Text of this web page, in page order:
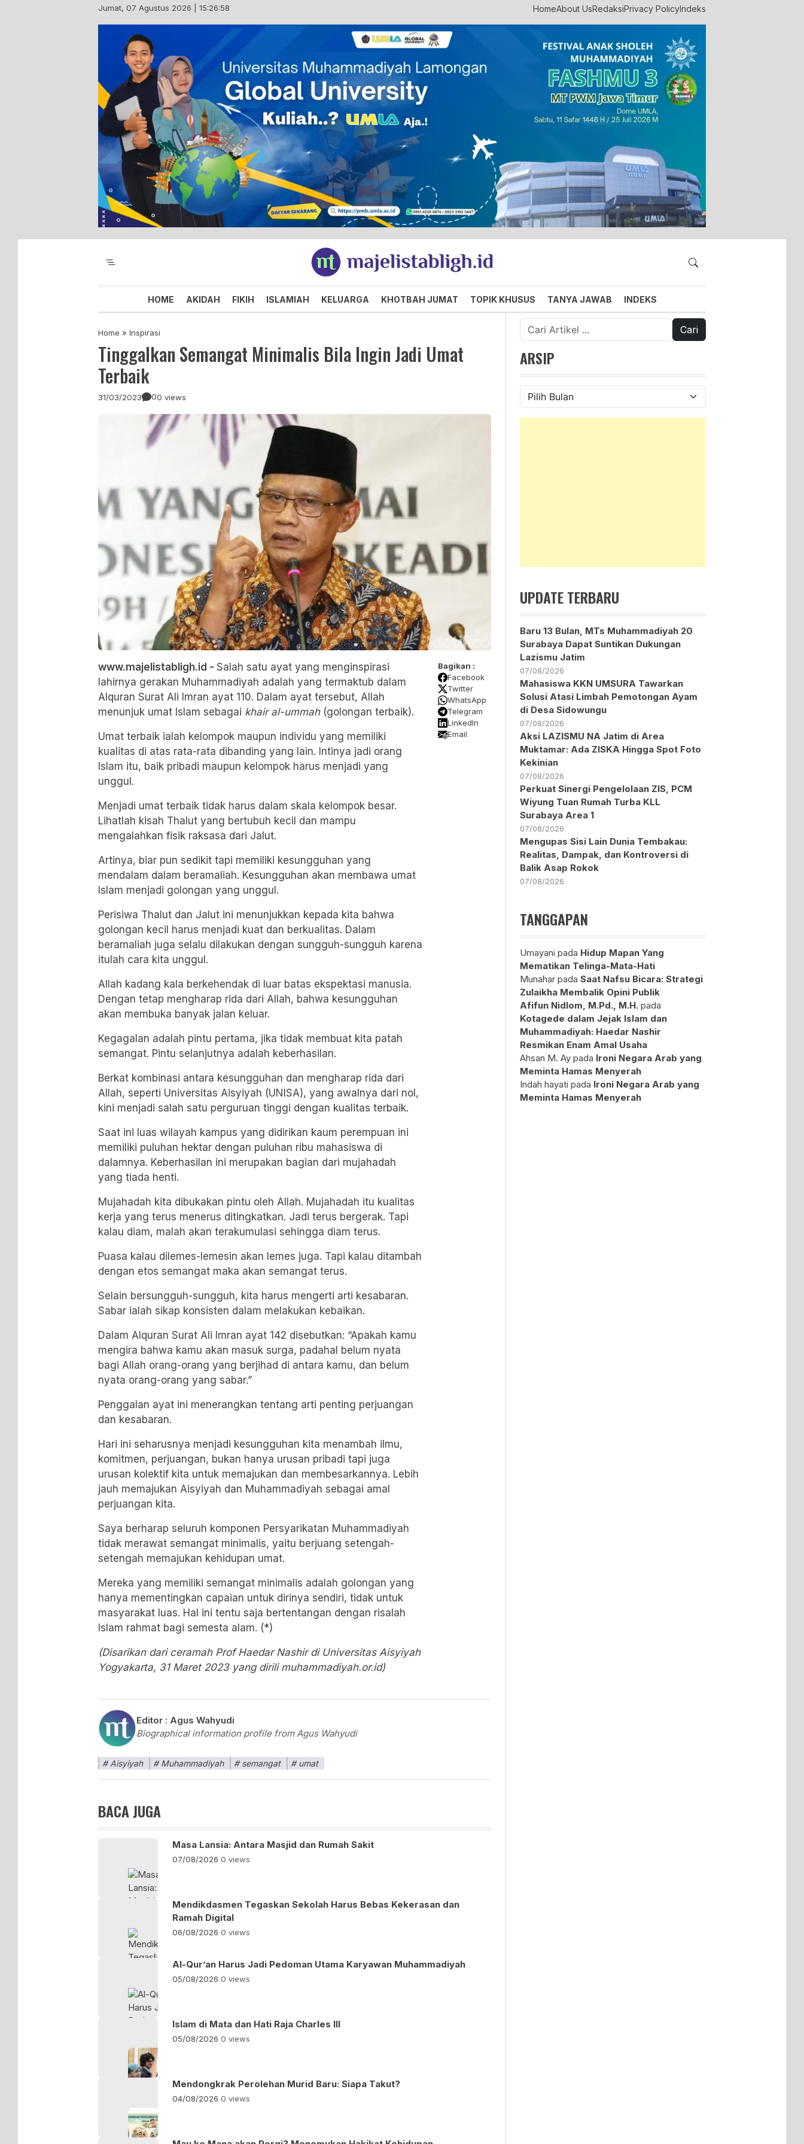
Jumat, 07 Agustus 2026 | 15:26:59 HomeAbout UsRedaksiPrivacy PolicyIndeks
Majelis Tabligh Muhammadiyah
Syiar Dakwah Islam Berkemajuan dan Menggembirakan
HOME AKIDAH FIKIH ISLAMIAH KELUARGA KHOTBAH JUMAT TOPIK KHUSUS TANYA JAWAB INDEKS
Home » Inspirasi
Tinggalkan Semangat Minimalis Bila Ingin Jadi Umat
Terbaik
31/03/2023 00 views
www.majelistabligh.id - Salah satu ayat yang menginspirasi
lahirnya gerakan Muhammadiyah adalah yang termaktub dalam
Alquran Surat Ali Imran ayat 110. Dalam ayat tersebut, Allah
menunjuk umat Islam sebagai khair al-ummah(golongan terbaik).
Umat terbaik ialah kelompok maupun individu yang memiliki
kualitas di atas rata-rata dibanding yang lain. Intinya jadi orang
Islam itu, baik pribadi maupun kelompok harus menjadi yang
unggul.
Menjadi umat terbaik tidak harus dalam skala kelompok besar.
Lihatlah kisah Thalut yang bertubuh kecil dan mampu
mengalahkan fisik raksasa dari Jalut.
Artinya, biar pun sedikit tapi memiliki kesungguhan yang
mendalam dalam beramaliah. Kesungguhan akan membawa umat
Islam menjadi golongan yang unggul.
Perisiwa Thalut dan Jalut ini menunjukkan kepada kita bahwa
golongan kecil harus menjadi kuat dan berkualitas. Dalam
beramaliah juga selalu dilakukan dengan sungguh-sungguh karena
itulah cara kita unggul.
Allah kadang kala berkehendak di luar batas ekspektasi manusia.
Dengan tetap mengharap rida dari Allah, bahwa kesungguhan
akan membuka banyak jalan keluar.
Kegagalan adalah pintu pertama, jika tidak membuat kita patah
semangat. Pintu selanjutnya adalah keberhasilan.
Berkat kombinasi antara kesungguhan dan mengharap rida dari
Allah, seperti Universitas Aisyiyah (UNISA), yang awalnya dari nol,
kini menjadi salah satu perguruan tinggi dengan kualitas terbaik.
Saat ini luas wilayah kampus yang didirikan kaum perempuan ini
memiliki puluhan hektar dengan puluhan ribu mahasiswa di
dalamnya. Keberhasilan ini merupakan bagian dari mujahadah
yang tiada henti.
Mujahadah kita dibukakan pintu oleh Allah. Mujahadah itu kualitas
kerja yang terus menerus ditingkatkan. Jadi terus bergerak. Tapi
kalau diam, malah akan terakumulasi sehingga diam terus.
Puasa kalau dilemes-lemesin akan lemes juga. Tapi kalau ditambah
dengan etos semangat maka akan semangat terus.
Selain bersungguh-sungguh, kita harus mengerti arti kesabaran.
Sabar ialah sikap konsisten dalam melakukan kebaikan.
Dalam Alquran Surat Ali Imran ayat 142 disebutkan: “Apakah kamu
mengira bahwa kamu akan masuk surga, padahal belum nyata
bagi Allah orang-orang yang berjihad di antara kamu, dan belum
nyata orang-orang yang sabar.”
Penggalan ayat ini menerangkan tentang arti penting perjuangan
dan kesabaran.
Hari ini seharusnya menjadi kesungguhan kita menambah ilmu,
komitmen, perjuangan, bukan hanya urusan pribadi tapi juga
urusan kolektif kita untuk memajukan dan membesarkannya. Lebih
jauh memajukan Aisyiyah dan Muhammadiyah sebagai amal
perjuangan kita.
Saya berharap seluruh komponen Persyarikatan Muhammadiyah
tidak merawat semangat minimalis, yaitu berjuang setengah-
setengah memajukan kehidupan umat.
Mereka yang memiliki semangat minimalis adalah golongan yang
hanya mementingkan capaian untuk dirinya sendiri, tidak untuk
masyarakat luas. Hal ini tentu saja bertentangan dengan risalah
Islam rahmat bagi semesta alam. (*)
(Disarikan dari ceramah Prof Haedar Nashir di Universitas Aisyiyah
Yogyakarta, 31 Maret 2023 yang dirili muhammadiyah.or.id)
Bagikan :
Facebook
Twitter
WhatsApp
Telegram
LinkedIn
Email
Editor : Agus Wahyudi
Biographical information profile from Agus Wahyudi
Aisyiyah Muhammadiyah semangat umat
BACA JUGA
Masa Lansia: Antara Masjid dan Rumah Sakit
07/08/2026 0 views
Mendikdasmen Tegaskan Sekolah Harus Bebas Kekerasan dan
Ramah Digital
06/08/2026 0 views
Al-Qur’an Harus Jadi Pedoman Utama Karyawan Muhammadiyah
05/08/2026 0 views
Islam di Mata dan Hati Raja Charles III
05/08/2026 0 views
Mendongkrak Perolehan Murid Baru: Siapa Takut?
04/08/2026 0 views
Cari
untuk:
ARSIP
Arsip
UPDATE TERBARU
Baru 13 Bulan, MTs Muhammadiyah 20
Surabaya Dapat Suntikan Dukungan
Lazismu Jatim
07/08/2026
Mahasiswa KKN UMSURA Tawarkan
Solusi Atasi Limbah Pemotongan Ayam
di Desa Sidowungu
07/08/2026
Aksi LAZISMU NA Jatim di Area
Muktamar: Ada ZISKA Hingga Spot Foto
Kekinian
07/08/2026
Perkuat Sinergi Pengelolaan ZIS, PCM
Wiyung Tuan Rumah Turba KLL
Surabaya Area 1
07/08/2026
Mengupas Sisi Lain Dunia Tembakau:
Realitas, Dampak, dan Kontroversi di
Balik Asap Rokok
07/08/2026
TANGGAPAN
Umayani pada Hidup Mapan Yang
Mematikan Telinga-Mata-Hati
Munahar padaSaat Nafsu Bicara: Strategi
Zulaikha Membalik Opini Publik
Afifun Nidlom, M.Pd., M.H. pada
Kotagede dalam Jejak Islam dan
Muhammadiyah: Haedar Nashir
Resmikan Enam Amal Usaha
Ahsan M. Ay pada Ironi Negara Arab yang
Meminta Hamas Menyerah
Indah hayati pada Ironi Negara Arab yang
Meminta Hamas Menyerah